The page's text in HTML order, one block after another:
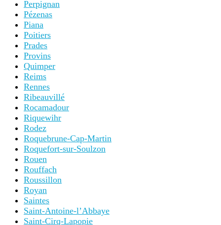
Perpignan
Pézenas
Piana
Poitiers
Prades
Provins
Quimper
Reims
Rennes
Ribeauvillé
Rocamadour
Riquewihr
Rodez
Roquebrune-Cap-Martin
Roquefort-sur-Soulzon
Rouen
Rouffach
Roussillon
Royan
Saintes
Saint-Antoine-l’Abbaye
Saint-Cirq-Lapopie